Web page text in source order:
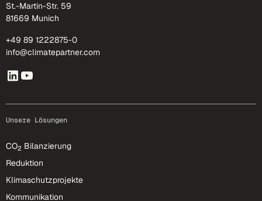
St.-Martin-Str. 59
81669 Munich
+49 89 1222875-0
info@climatepartner.com
Unsere Lösungen
CO2 Bilanzierung
Reduktion
Klimaschutzprojekte
Kommunikation